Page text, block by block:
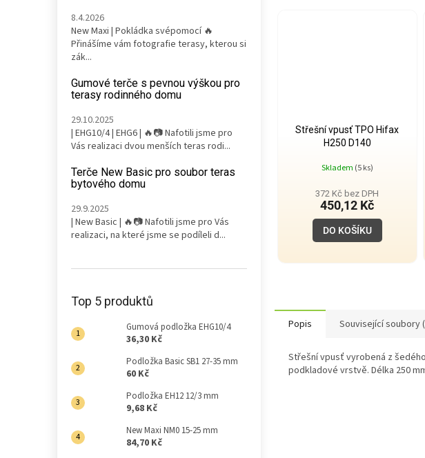
8.4.2026
New Maxi | Pokládka svépomocí 🔥
Přinášíme vám fotografie terasy, kterou si
zák...
Gumové terče s pevnou výškou pro
terasy rodinného domu
29.10.2025
| EHG10/4 | EHG6 | 🔥📷 Nafotili jsme pro
Vás realizaci dvou menších teras rodi...
Terče New Basic pro soubor teras
bytového domu
29.9.2025
| New Basic | 🔥📷 Nafotili jsme pro Vás
realizaci, na které jsme se podíleli d...
Top 5 produktů
Gumová podložka EHG10/4
36,30 Kč
Podložka Basic SB1 27-35 mm
60 Kč
Podložka EH12 12/3 mm
9,68 Kč
New Maxi NM0 15-25 mm
84,70 Kč
Střešní vpusť TPO Hifax
H250 D140
Skladem (5 ks)
372 Kč bez DPH
450,12 Kč
DO KOŠÍKU
Popis Související soubory
Střešní vpusť vyrobená z
podkladové vrstvě. Délka 250